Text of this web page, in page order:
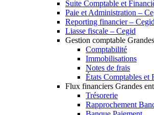
Suite Comptable et
Paie et Administration –
Reporting financier – Cegid
Liasse fiscale – Cegid
Gestion comptable
Comptabilité
Immobilisations
Notes de frais
États Comptables et
Flux financiers Grandes
Trésorerie
Rapprochement